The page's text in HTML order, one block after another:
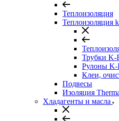
Теплоизоляция
Теплоизоляция
Трубки K-
Рулоны K-
Клеи,
Подвесы
Изоляция
Хладагенты и масла